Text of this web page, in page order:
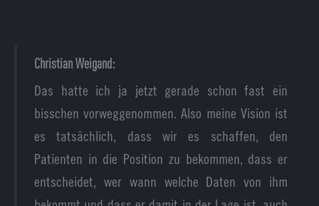
Christian Weigand:
Das hatte ich ja jetzt gerade schon fast ein
bisschen vorweggenommen. Also meine Vision ist
es tatsächlich, dass wir es schaffen, den
Patienten in die Position zu bekommen, dass er
entscheidet, wer wann welche Daten von ihm